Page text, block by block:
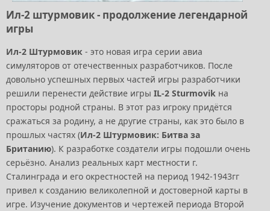
Ил-2 штурмовик - продолжение легендарной
игры
Ил-2 Штурмовик - это новая игра серии авиа
симуляторов от отечественных разработчиков. После
довольно успешных первых частей игры разработчики
решили перенести действие игры IL-2 Sturmovik на
просторы родной страны. В этот раз игроку придётся
сражаться за родину, а не другие страны, как это было в
прошлых частях (Ил-2 Штурмовик: Битва за
Британию). К разработке создатели игры подошли очень
серьёзно. Анализ реальных карт местности г.
Сталинграда и его окрестностей на период 1942-1943гг
привел к созданию великолепной и достоверной карты в
игре. Изучение документов и чертежей периода Второй